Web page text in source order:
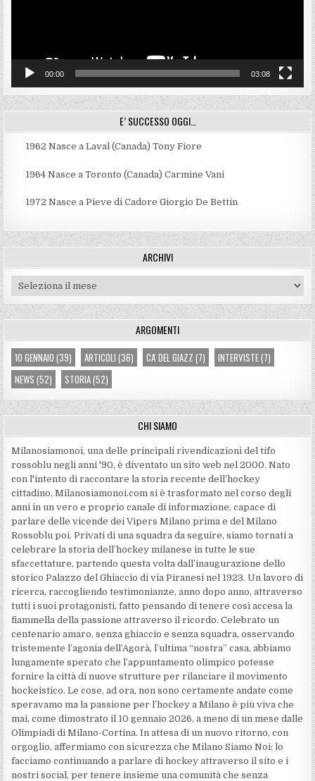
00:00 03:08
E’ SUCCESSO OGGI…
1962 Nasce a Laval (Canada) Tony Fiore
1964 Nasce a Toronto (Canada) Carmine Vani
1972 Nasce a Pieve di Cadore Giorgio De Bettin
ARCHIVI
Archivi
ARGOMENTI
10 GENNAIO (39) ARTICOLI (36) CA' DEL GIAZZ (7) INTERVISTE(7)
NEWS (52) STORIA(52)
CHI SIAMO
Milanosiamonoi, una delle principali rivendicazioni del tifo
rossoblu negli anni '90, è diventato un sito web nel 2000. Nato
con l'intento di raccontare la storia recente dell’hockey
cittadino, Milanosiamonoi.com si è trasformato nel corso degli
anni in un vero e proprio canale di informazione, capace di
parlare delle vicende dei Vipers Milano prima e del Milano
Rossoblu poi. Privati di una squadra da seguire, siamo tornati a
celebrare la storia dell’hockey milanese in tutte le sue
sfaccettature, partendo questa volta dall’inaugurazione dello
storico Palazzo del Ghiaccio di via Piranesi nel 1923. Un lavoro di
ricerca, raccogliendo testimonianze, anno dopo anno, attraverso
tutti i suoi protagonisti, fatto pensando di tenere così accesa la
fiammella della passione attraverso il ricordo. Celebrato un
centenario amaro, senza ghiaccio e senza squadra, osservando
tristemente l’agonia dell’Agorà, l’ultima “nostra” casa, abbiamo
lungamente sperato che l’appuntamento olimpico potesse
fornire la città di nuove strutture per rilanciare il movimento
hockeistico. Le cose, ad ora, non sono certamente andate come
speravamo ma la passione per l’hockey a Milano è più viva che
mai, come dimostrato il 10 gennaio 2026, a meno di un mese dalle
Olimpiadi di Milano-Cortina. In attesa di un nuovo ritorno, con
orgoglio, affermiamo con sicurezza che Milano Siamo Noi: lo
facciamo continuando a parlare di hockey attraverso il sito e i
nostri social, per tenere insieme una comunità che senza